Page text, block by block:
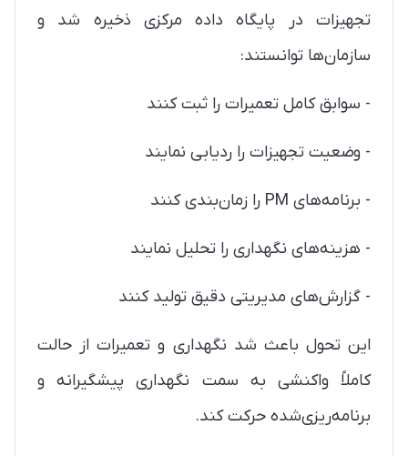
تجهیزات در پایگاه داده مرکزی ذخیره شد و
سازمان‌ها توانستند:
- سوابق کامل تعمیرات را ثبت کنند
- وضعیت تجهیزات را ردیابی نمایند
- برنامه‌های PM را زمان‌بندی کنند
- هزینه‌های نگهداری را تحلیل نمایند
- گزارش‌های مدیریتی دقیق تولید کنند
این تحول باعث شد نگهداری و تعمیرات از حالت
کاملاً واکنشی به سمت نگهداری پیشگیرانه و
برنامه‌ریزی‌شده حرکت کند.